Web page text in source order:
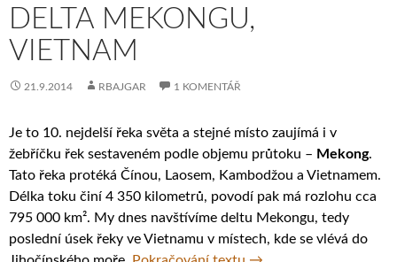
DELTA MEKONGU,
VIETNAM
21.9.2014 RBAJGAR 1 KOMENTÁŘ
Je to 10. nejdelší řeka světa a stejné místo zaujímá i v
žebříčku řek sestaveném podle objemu průtoku – Mekong.
Tato řeka protéká Čínou, Laosem, Kambodžou a Vietnamem.
Délka toku činí 4 350 kilometrů, povodí pak má rozlohu cca
795 000 km². My dnes navštívíme deltu Mekongu, tedy
poslední úsek řeky ve Vietnamu v místech, kde se vlévá do
Delta Mekongu,